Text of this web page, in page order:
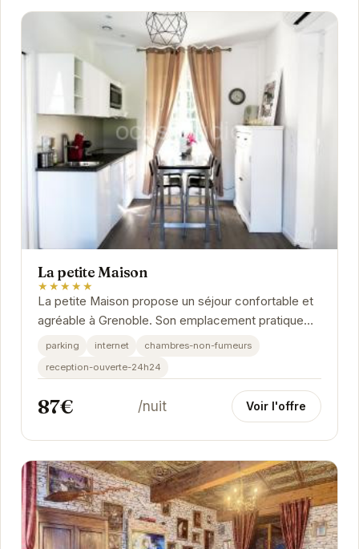
La petite Maison
★★★★★
La petite Maison propose un séjour confortable et
agréable à Grenoble. Son emplacement pratique
permet d'accéder facilement aux attractions...
parking internet
chambres-non-fumeurs
reception-ouverte-24h24
87€ /nuit Voir l'offre